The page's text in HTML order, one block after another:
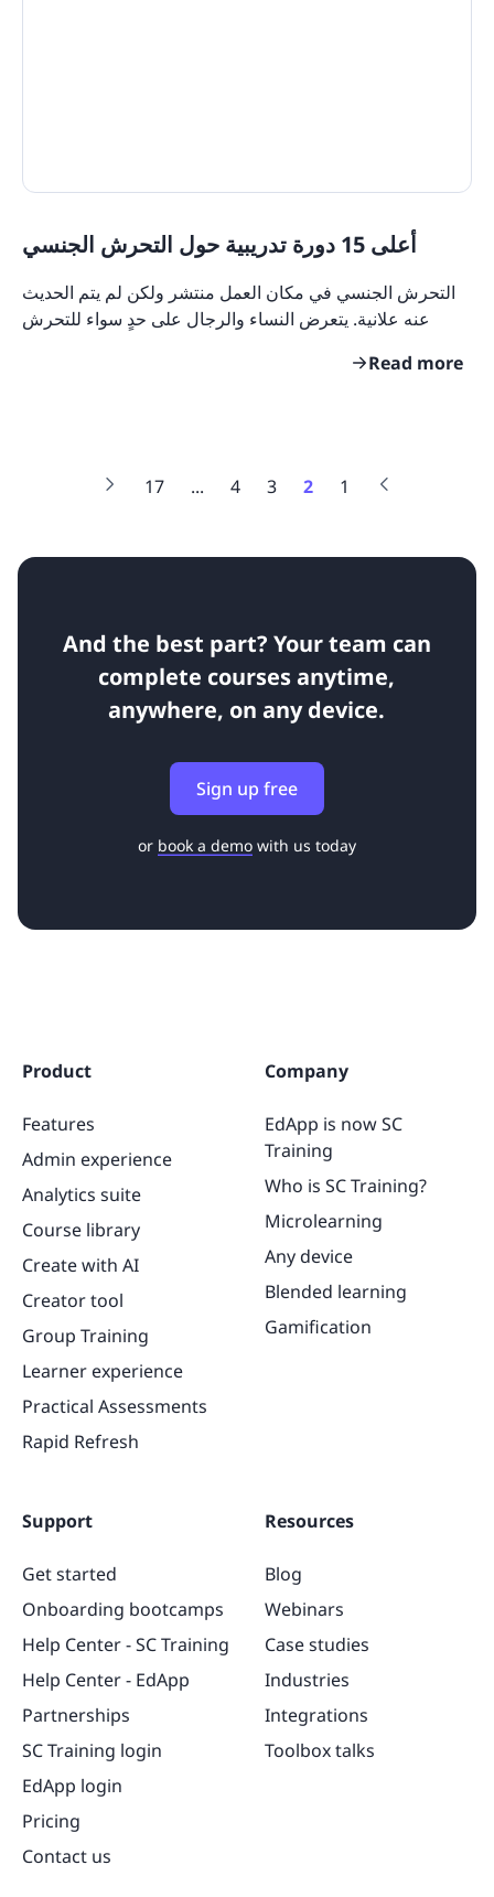
أعلى 15 دورة تدريبية حول التحرش الجنسي
التحرش الجنسي في مكان العمل منتشر ولكن لم يتم الحديث
عنه علانية. يتعرض النساء والرجال على حدٍ سواء للتحرش
Read more
1
2
3
4
...
17
And the best part? Your team can
complete courses anytime,
anywhere, on any device.
Sign up free
or book a demo with us today
Product
Features
Admin experience
Analytics suite
Course library
Create with AI
Creator tool
Group Training
Learner experience
Practical Assessments
Rapid Refresh
Company
EdApp is now SC
Training
Who is SC Training?
Microlearning
Any device
Blended learning
Gamification
Support
Get started
Onboarding bootcamps
Help Center - SC Training
Help Center - EdApp
Partnerships
SC Training login
EdApp login
Pricing
Contact us
Resources
Blog
Webinars
Case studies
Industries
Integrations
Toolbox talks